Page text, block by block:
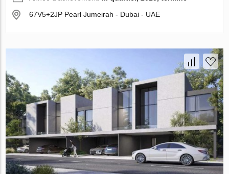
67V5+2JP Pearl Jumeirah - Dubai - UAE